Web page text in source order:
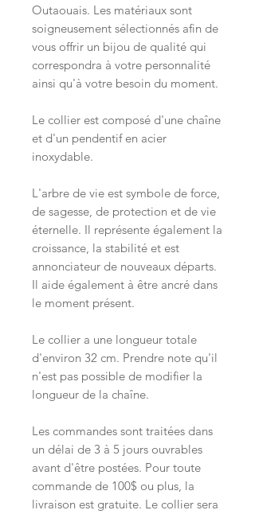
Outaouais. Les matériaux sont
soigneusement sélectionnés afin de
vous offrir un bijou de qualité qui
correspondra à votre personnalité
ainsi qu'à votre besoin du moment.
Le collier est composé d'une chaîne
et d'un pendentif en acier
inoxydable.
L'arbre de vie est symbole de force,
de sagesse, de protection et de vie
éternelle. Il représente également la
croissance, la stabilité et est
annonciateur de nouveaux départs.
Il aide également à être ancré dans
le moment présent.
Le collier a une longueur totale
d'environ 32 cm. Prendre note qu'il
n'est pas possible de modifier la
longueur de la chaîne.
Les commandes sont traitées dans
un délai de 3 à 5 jours ouvrables
avant d'être postées. Pour toute
commande de 100$ ou plus, la
livraison est gratuite. Le collier sera